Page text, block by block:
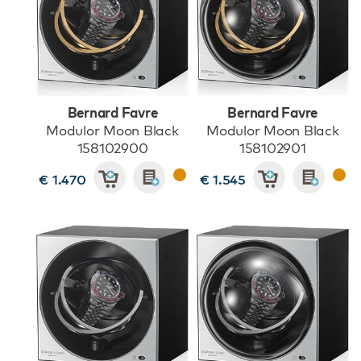
Bernard Favre
Modulor Moon Black
158102900
€ 1.470
Bernard Favre
Modulor Moon Black
158102901
€ 1.545